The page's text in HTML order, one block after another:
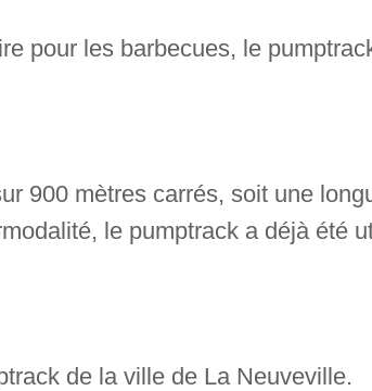
pour les barbecues, le
900 mètres carrés, soit une
le pumptrack a déjà été
de la ville de La Neuveville.